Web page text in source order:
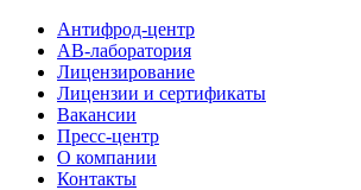
Антифрод-центр
АВ-лаборатория
Лицензирование
Лицензии и сертификаты
Вакансии
Пресс-центр
О компании
Контакты